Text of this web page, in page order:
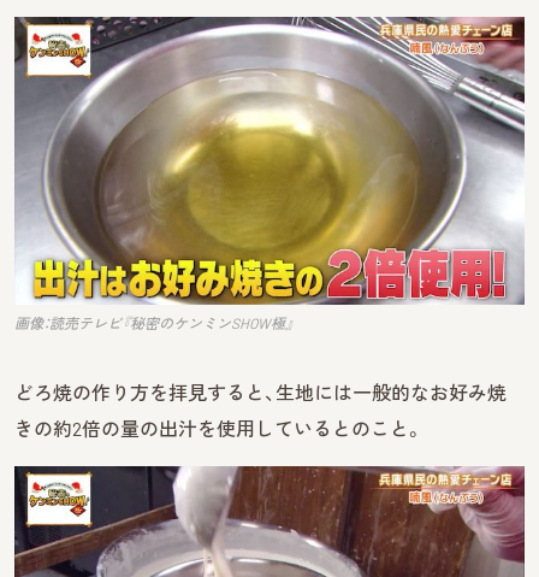
画像：読売テレビ『秘密のケンミンSHOW極』
どろ焼の作り方を拝見すると、生地には一般的なお好み焼
きの約2倍の量の出汁を使用しているとのこと。